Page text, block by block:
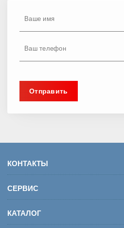
КОНТАКТЫ
СЕРВИС
КАТАЛОГ